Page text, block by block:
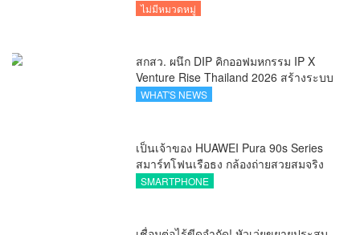
ไม่มีหมวดหมู่
สกสว. ผนึก DIP คิกออฟมหกรรม IP X
Venture Rise Thailand 2026 สร้างระบบ
นิเวศเชื่อมทรัพย์สินทางปัญญาผ่าน
WHAT'S NEWS
เป็นเจ้าของ HUAWEI Pura 90s Series
สมาร์ทโฟนเรือธง กล้องถ่ายสวยสมจริง
ทุกระยะ พร้อมของสมนาคุณและสิทธิ
SMARTPHONE